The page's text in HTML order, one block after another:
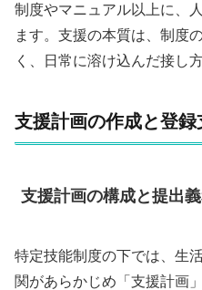
制度やマニュアル以上に、
ます。支援の本質は、制度
く、日常に溶け込んだ接し
支援計画の作成と登録
支援計画の構成と提出
特定技能制度の下では、生
関があらかじめ「支援計画